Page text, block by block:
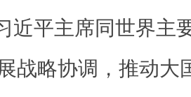
近平主席同世界主
战略协调，推动大